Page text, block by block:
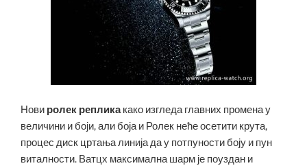
Нови ролек репликакако изгледа главних промена у
величини и боји, али боја и Ролек неће осетити крута,
процес диск цртања линија да у потпуности боју и пун
виталности. Ватцх максимална шарм је поуздан и